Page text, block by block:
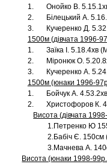
1. Онойко В.
2. Білецький А.
3. Кучеренко Д.
1500м (дівчата 1996-
1. Заїка І. 5.18.4хв
2. Міронюк О.
3. Кучеренко А.
1500м (юнаки 1996-
1. Бойчук А. 4.53.2хв
2. Христофоров К.
Висота (дівчата
1.Петренко Ю
2.Бабіч Є.
3.Мачнева А.
Висота (юнаки 1998-